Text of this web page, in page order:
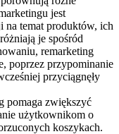
jest
na temat produktów, ich
je spośród
remarketing
poprzez przypominanie
przyciągnęły
pomaga zwiększyć
użytkownikom o
koszykach.